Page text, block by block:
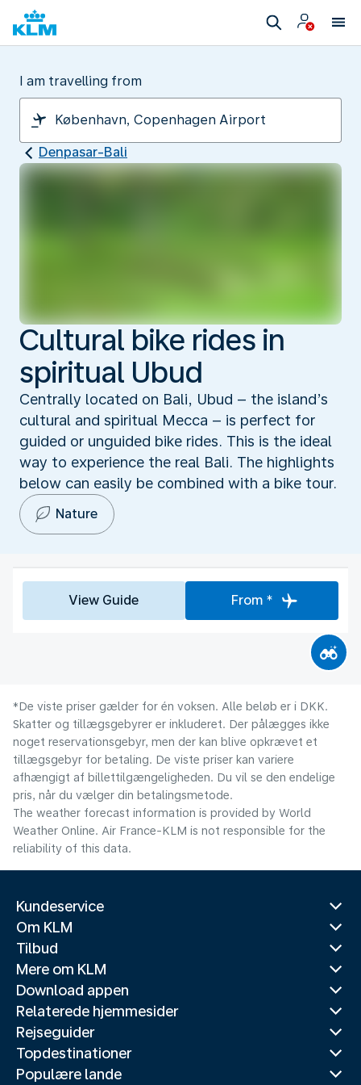
I am travelling from
Denpasar-Bali
Cultural bike rides in
spiritual Ubud
Centrally located on Bali, Ubud – the island’s
cultural and spiritual Mecca – is perfect for
guided or unguided bike rides. This is the ideal
way to experience the real Bali. The highlights
below can easily be combined with a bike tour.
Nature
View Guide From *
*De viste priser gælder for én voksen. Alle beløb er i DKK.
Skatter og tillægsgebyrer er inkluderet. Der pålægges ikke
noget reservationsgebyr, men der kan blive opkrævet et
tillægsgebyr for betaling. De viste priser kan variere
afhængigt af billettilgængeligheden. Du vil se den endelige
pris, når du vælger din betalingsmetode.
The weather forecast information is provided by World
Weather Online. Air France-KLM is not responsible for the
reliability of this data.
Kundeservice
Om KLM
Tilbud
Mere om KLM
Download appen
Relaterede hjemmesider
Rejseguider
Topdestinationer
Populære lande